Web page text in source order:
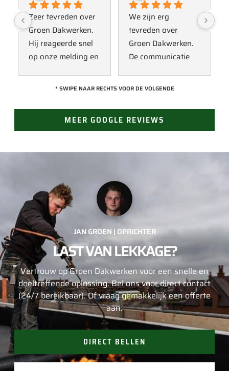
Zeer tevreden over
Groen Dakwerken.
Hij reageerde snel
op onze melding en
een collega kijken
Omdat een
definitieve reparatie
mogelijk was, heeft
geplaatst zodat
verdere schade
wordt voorkomen.
We zijn erg
tevreden over
Groen Dakwerken.
De communicatie
met Jan, hij heeft
vak en werkt snel &
zorgvuldig. Echt
10/10!
* SWIPE NAAR RECHTS VOOR DE VOLGENDE
MEER GOOGLE REVIEWS
JAN GROEN | OPRICHTER
LAST VAN LEKKAGE?
Vertrouw op Groen Dakwerken voor een snelle en
doeltreffende oplossing. Bel ons voor direct contact
(24/7 bereikbaar). Of vraag gemakkelijk een offerte
aan.
DIRECT BELLEN